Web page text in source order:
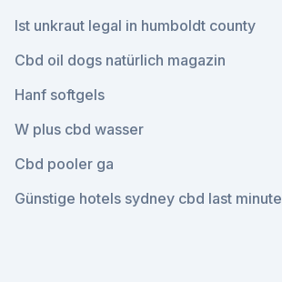
Ist unkraut legal in humboldt county
Cbd oil dogs natürlich magazin
Hanf softgels
W plus cbd wasser
Cbd pooler ga
Günstige hotels sydney cbd last minute